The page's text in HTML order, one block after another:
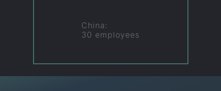
China:
30 employees